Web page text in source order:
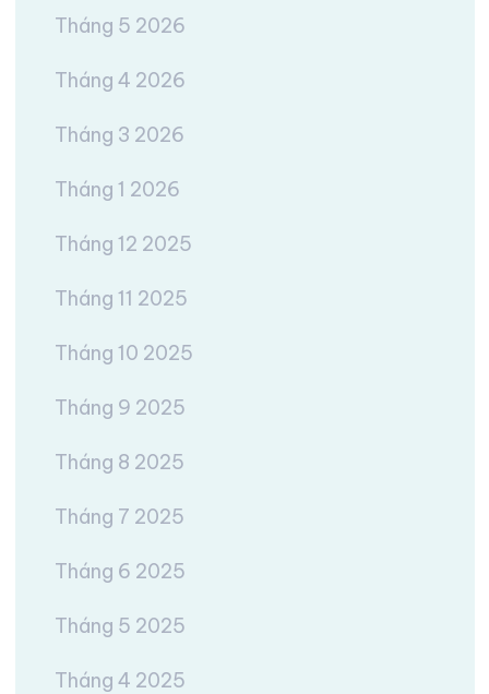
Tháng 5 2026
Tháng 4 2026
Tháng 3 2026
Tháng 1 2026
Tháng 12 2025
Tháng 11 2025
Tháng 10 2025
Tháng 9 2025
Tháng 8 2025
Tháng 7 2025
Tháng 6 2025
Tháng 5 2025
Tháng 4 2025